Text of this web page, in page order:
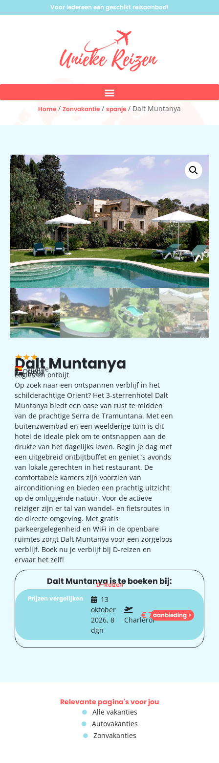
Voor iedereen een geschikt reisaanbod!
Home / Zonvakantie / spanje / Dalt Muntanya
Dalt Muntanya
Spanje
Orient
hotel
Logies en ontbijt
Op zoek naar een ontspannen verblijf in het
schilderachtige Orient? Het 3-sterrenhotel Dalt
Muntanya biedt een oase van rust te midden
van de prachtige Serra de Tramuntana. Met een
buitenzwembad en een weelderige tuin is dit
hotel de ideale plek om te ontsnappen aan de
drukte van het dagelijks leven. Begin je dag met
een uitgebreid ontbijtbuffet en geniet ’s avonds
van lokale gerechten in het restaurant. De
comfortabele kamers zijn voorzien van
airconditioning en bieden een prachtig uitzicht
op de omliggende natuur. Voor de actieve
reiziger zijn er tal van wandel- en fietsroutes in
de directe omgeving. Met gratis
parkeergelegenheid en WiFi in de openbare
ruimtes zorgt Dalt Muntanya voor een zorgeloos
verblijf. Boek nu je verblijf bij D-reizen en
ervaar het zelf!
Dalt Muntanya is te boeken bij:
D-Reizen
Prijzen vergelijken
13
oktober
2026, 8
dgn
Charleroi
€723
aanbieding >
Relevante pagina's voor jou
Alle vakanties
Autovakanties
Zonvakanties